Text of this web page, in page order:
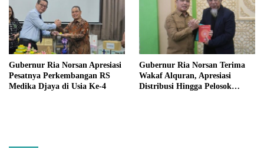
Gubernur Ria Norsan Apresiasi
Pesatnya Perkembangan RS
Medika Djaya di Usia Ke-4
Gubernur Ria Norsan Terima
Wakaf Alquran, Apresiasi
Distribusi Hingga Pelosok